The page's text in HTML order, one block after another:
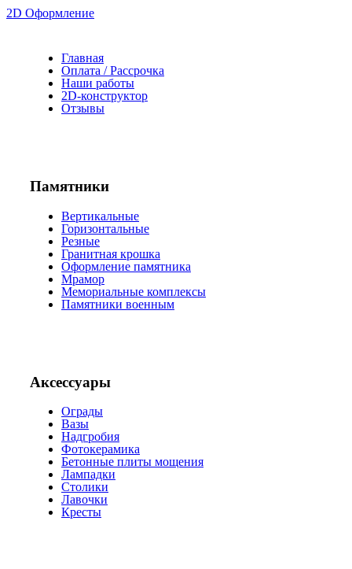
2D Оформление
Главная
Оплата / Рассрочка
Наши работы
2D-конструктор
Отзывы
Памятники
Вертикальные
Горизонтальные
Резные
Гранитная крошка
Оформление памятника
Мрамор
Мемориальные комплексы
Памятники военным
Аксессуары
Ограды
Вазы
Надгробия
Фотокерамика
Бетонные плиты мощения
Лампадки
Столики
Лавочки
Кресты